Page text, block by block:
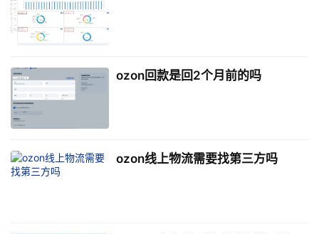
ozon回款是回2个月前的吗
ozon线上物流需要找第三方吗